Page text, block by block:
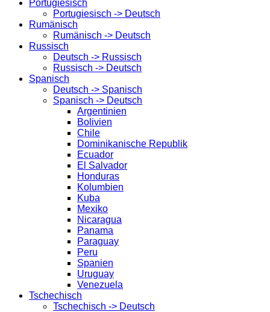
Portugiesisch
Portugiesisch -> Deutsch
Rumänisch
Rumänisch -> Deutsch
Russisch
Deutsch -> Russisch
Russisch -> Deutsch
Spanisch
Deutsch -> Spanisch
Spanisch -> Deutsch
Argentinien
Bolivien
Chile
Dominikanische Republik
Ecuador
El Salvador
Honduras
Kolumbien
Kuba
Mexiko
Nicaragua
Panama
Paraguay
Peru
Spanien
Uruguay
Venezuela
Tschechisch
Tschechisch -> Deutsch